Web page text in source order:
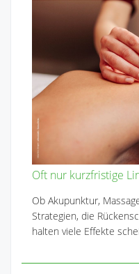
Oft nur kurzfristige
Ob Akupunktur,
Strategien, die
halten viele Effekte